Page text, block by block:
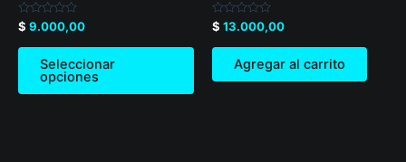
Valorado
en
0
$ 9.000,00
Seleccionar
opciones
Valorado
en
0
$ 13.000,00
Agregar al carrito